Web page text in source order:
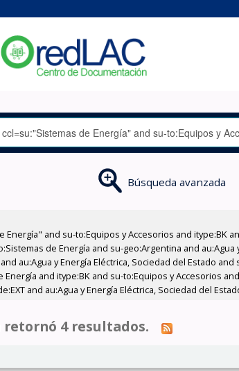
Búsqueda avanzada
and su-to:Equipos y Accesorios and itype:BK
de Energía and su-geo:Argentina and au:Agua
au:Agua y Energía Eléctrica, Sociedad del Estado
and itype:BK and su-to:Equipos y Accesorios
and au:Agua y Energía Eléctrica, Sociedad del
retornó 4 resultados.